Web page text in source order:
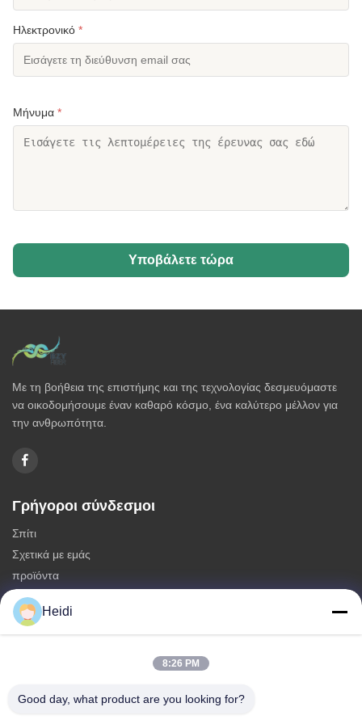
Ηλεκτρονικό *
Μήνυμα *
Υποβάλετε τώρα
Με τη βοήθεια της επιστήμης και της τεχνολογίας δεσμευόμαστε
να οικοδομήσουμε έναν καθαρό κόσμο, ένα καλύτερο μέλλον για
την ανθρωπότητα.
Γρήγοροι σύνδεσμοι
Σπίτι
Σχετικά με εμάς
προϊόντα
Επικοινωνήστε μαζί μας
Κατηγορίες
Μη συνεχείς ίνες πολυεστέρα
Φύλλα πολυεστέρα χαμηλής τήξης
Heidi
8:26 PM
Good day, what product are you looking for?